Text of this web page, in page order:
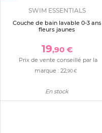
SWIM ESSENTIALS
Couche de bain lavable 0-3 ans
fleurs jaunes
19,90 €
Prix de vente conseillé par la
marque :22 ,90 €
En stock